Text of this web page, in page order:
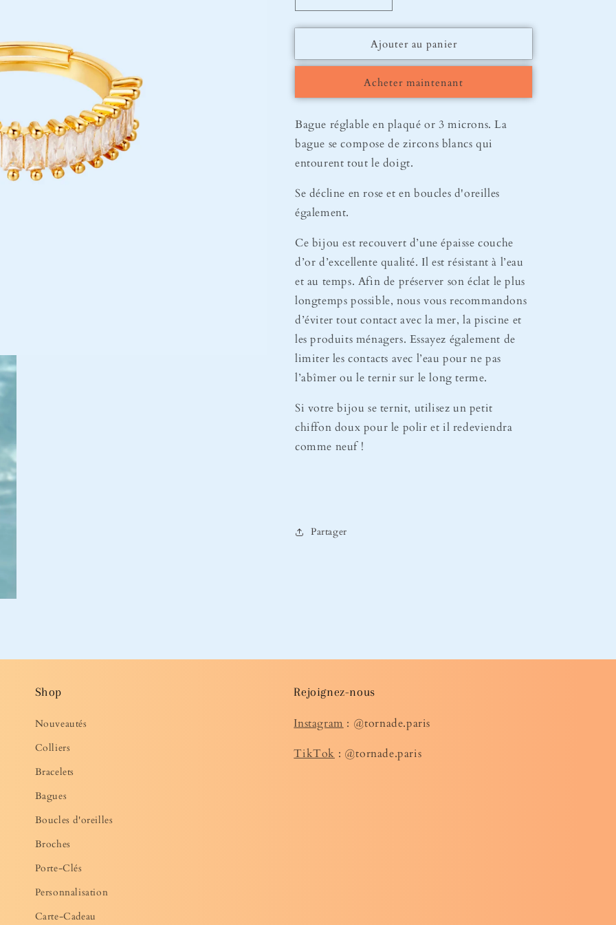
la
quantité
Bague
la
quantité
de
Bague
Ajouter au panier
Acheter maintenant
Bague réglable en plaqué or 3 microns. La
bague se compose de zircons blancs qui
entourent tout le doigt.
Se décline en rose et en boucles d'oreilles
également.
Ce bijou est recouvert d’une épaisse couche
d’or d’excellente qualité. Il est résistant à l’eau
et au temps. Afin de préserver son éclat le plus
longtemps possible, nous vous recommandons
d’éviter tout contact avec la mer, la piscine et
les produits ménagers. Essayez également de
limiter les contacts avec l’eau pour ne pas
l’abîmer ou le ternir sur le long terme.
Si votre bijou se ternit, utilisez un petit
chiffon doux pour le polir et il redeviendra
comme neuf !
Partager
Shop
Nouveautés
Colliers
Bracelets
Bagues
Boucles d'oreilles
Broches
Porte-Clés
Personnalisation
Carte-Cadeau
Rejoignez-nous
Instagram : @tornade.paris
TikTok : @tornade.paris